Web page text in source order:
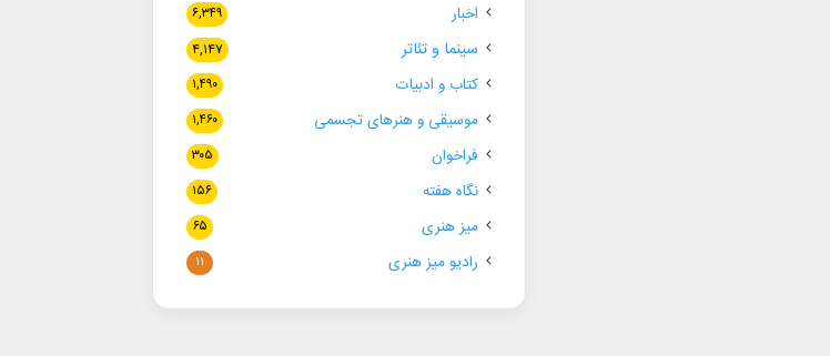
اخبار ۶,۳۴۹
سینما و تئاتر ۴,۱۴۷
کتاب و ادبیات ۱,۴۹۰
موسیقی و هنرهای تجسمی ۱,۴۶۰
فراخوان ۳۰۵
نگاه هفته ۱۵۶
میز هنری ۶۵
رادیو میز هنری ۱۱